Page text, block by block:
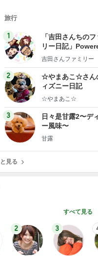
旅行
1
「吉田さんちの
リー日記」
y Ameba 吉田さ
ログ
吉田さんファミリー
2
☆やまあこ☆さん
ィズニー日記
☆やまあこ☆
3
日々是甘露2〜デ
ー風味〜
甘露
見る
すべて見る
2 3